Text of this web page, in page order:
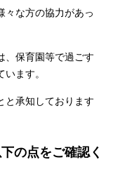
々な方の協力があっ
、保育園等で過ごす
ます。
と承知しております
の点をご確認く